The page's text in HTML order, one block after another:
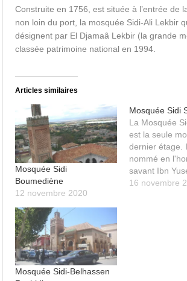
Construite en 1756, est située à l’entrée de
non loin du port, la mosquée Sidi-Ali Lekbir
désignent par El Djamaâ Lekbir (la grande
classée patrimoine national en 1994.
Articles similaires
Mosquée Sidi
Boumediène
12 novembre 2020
Mosquée Sidi
La Mosquée
est la seule
dernier étage.
nommé en
savant Ibn
Omar Ibn
16 novembre
Mosquée Sidi-Belhassen